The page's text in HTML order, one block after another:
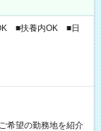
■扶養内OK ■日
希望の勤務地を紹介